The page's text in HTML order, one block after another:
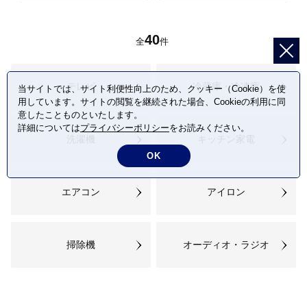
全40件
テレビ 冷蔵庫・冷凍庫
エアコン アイロン
掃除機 オーディオ・ラジオ
当サイトでは、サイト利便性向上のため、クッキー（Cookie）を使
用しています。サイトの閲覧を継続された場合、Cookieの利用に同
意したことものといたします。
詳細についてはプライバシーポリシーをお読みください。
OK